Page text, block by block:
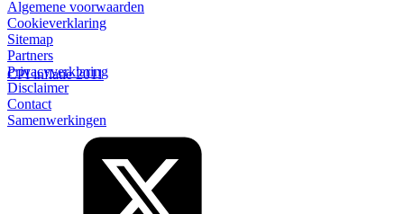
CPI inflatie 2011
Algemene voorwaarden
Cookieverklaring
Sitemap
Partners
Privacyverklaring
Disclaimer
Contact
Samenwerkingen